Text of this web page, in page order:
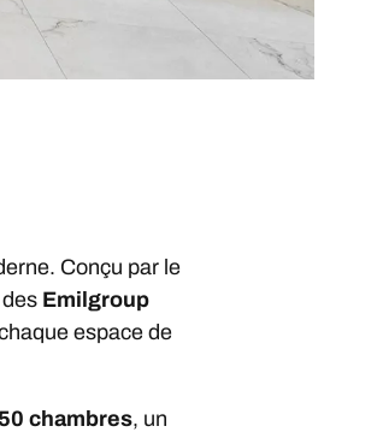
Conçu par le
Emilgroup
espace de
chambres, un